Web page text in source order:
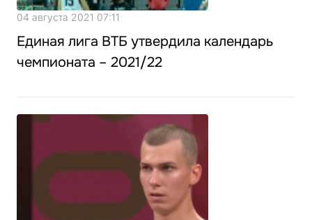
04 августа 2021 07:11
Единая лига ВТБ утвердила календарь
чемпионата – 2021/22